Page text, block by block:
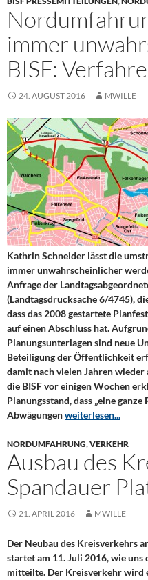
immer
BISF:
24. AUGUST 2016 MWILLE
Kathrin Schneider lässt die
immer unwahrscheinlicher
Anfrage der
(Landtagsdrucksache 6/4745),
dass das 2008 gestartete
auf einen Abschluss hat.
Planungsunterlagen sind neue
Beteiligung der Öffentlichkeit
damit nach vielen Jahren
die BISF vor einigen Wochen
Planungsstand, dass „eine
Abwägungenweiterlesen...
NORDUMFAHRUNG,VERKEHR
Ausbau des
Spandauer
21. APRIL 2016 MWILLE
Der Neubau des Kreisverkehrs
startet am 11. Juli 2016, wie
mitteilte. Der Kreisverkehr wird